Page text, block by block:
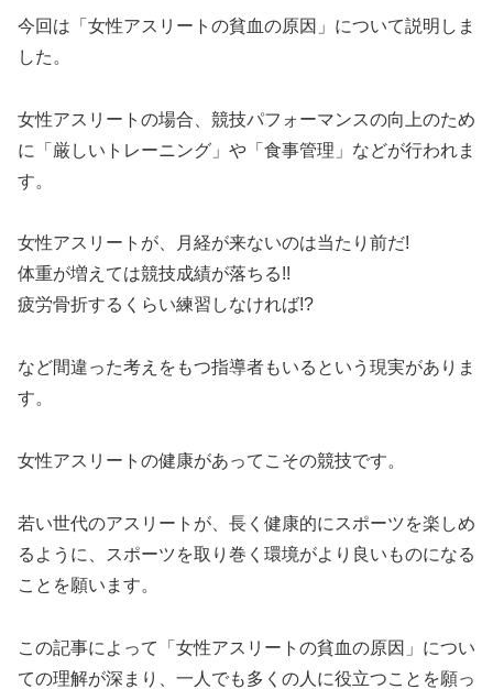
今回は「女性アスリートの貧血の原因」について説明しま
した。
女性アスリートの場合、競技パフォーマンスの向上のため
に「厳しいトレーニング」や「食事管理」などが行われま
す。
女性アスリートが、月経が来ないのは当たり前だ!
体重が増えては競技成績が落ちる!!
疲労骨折するくらい練習しなければ!?
など間違った考えをもつ指導者もいるという現実がありま
す。
女性アスリートの健康があってこその競技です。
若い世代のアスリートが、長く健康的にスポーツを楽しめ
るように、スポーツを取り巻く環境がより良いものになる
ことを願います。
この記事によって「女性アスリートの貧血の原因」につい
ての理解が深まり、一人でも多くの人に役立つことを願っ